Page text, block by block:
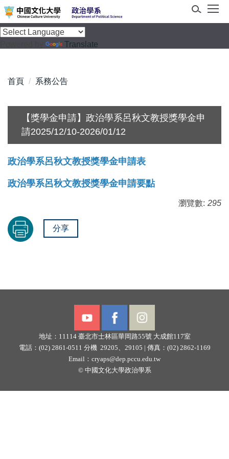
跳
到
主
區
Translate
首頁 系務公告
【獎學金申請】政治學系呂秋文教授獎學金申
請2025/12/10-2026/01/12
政治學系呂秋文教授獎學金申請表
政治學系呂秋文教授獎學金申請要點
瀏覽數: 295
分享
地址：11114 臺北市士林區華岡路55號 大成館117室
電話：(02) 2861-0511 分機 29205、29105 | 傳真：(02) 2862-1169
Email： cryaps@dep.pccu.edu.tw
©中國文化大學政治學系